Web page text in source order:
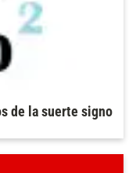
de la suerte signo